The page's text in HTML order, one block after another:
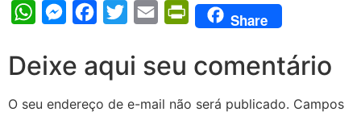
WhatsAppMessengerFacebook
Twitter Email PrintFriendly
Share
Deixe aqui seu comentário
O seu endereço de e-mail não será publicado. Campos